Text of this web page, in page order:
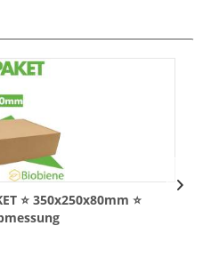
⭐ 350x250x80mm ⭐